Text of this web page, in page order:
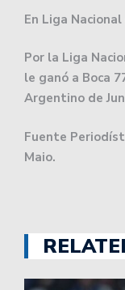
En Liga
Por la Liga
le ganó a Boca
Argentino de
Fuente
Maio.